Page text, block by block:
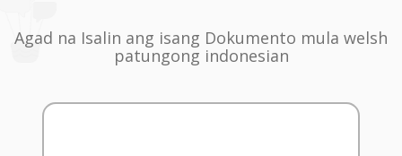
Agad na Isalin ang isang Dokumento mula welsh
patungong indonesian